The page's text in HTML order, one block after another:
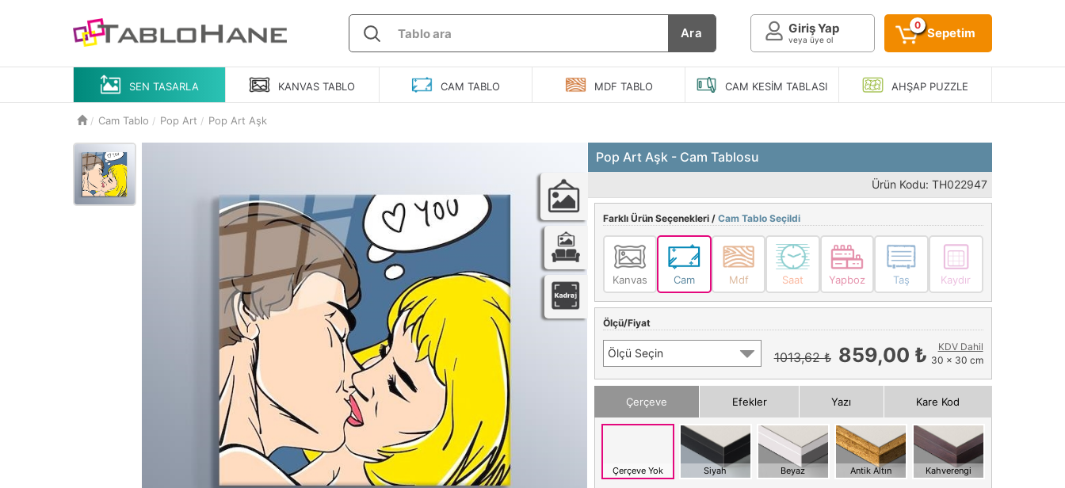
Ara Giriş Yap
veya üye ol
0
Sepetim
SEN TASARLA KANVAS TABLO CAM TABLO MDF TABLO CAM KESIM TABLASI AHŞAPPUZZLE
Cam Tablo Pop Art Pop Art Aşk
Pop Art Aşk - Cam Tablosu
Ürün Kodu: TH022947
Farklı Ürün Seçenekleri / Cam Tablo Seçildi
Kanvas Cam Mdf Saat Yapboz Taş Kaydır
Ölçü/Fiyat
Ölçü Seçin 1013,62 ₺ 859,00 ₺
KDV Dahil
30 x 30 cm
Çerçeve Efekler Yazı Kare Kod
Çerçeve Yok Siyah Beyaz Antik Altın Kahverengi